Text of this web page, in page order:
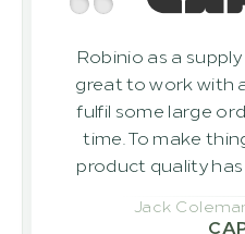
Robinio as a
great to work with
fulfil some large
time. To make
product quality
Jack